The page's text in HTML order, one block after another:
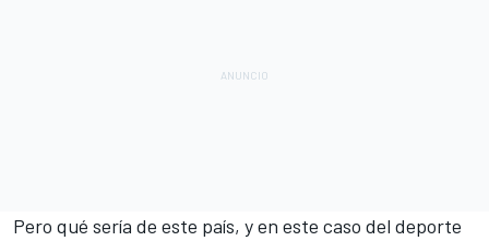
Pero qué sería de este país, y en este caso del deporte